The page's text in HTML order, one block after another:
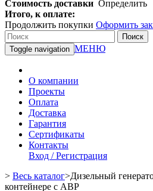
Стоимость доставки Определить
Итого, к оплате:
Продолжить покупки Оформить
Поиск
Toggle navigation МЕНЮ
О компании
Проекты
Оплата
Доставка
Гарантия
Сертификаты
Контакты
Вход / Регистрация
> Весь каталог>Дизельный
контейнере с АВР